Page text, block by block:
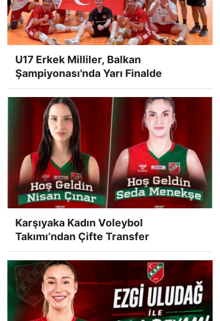
U17 Erkek Milliler, Balkan
Şampiyonası'nda Yarı Finalde
Karşıyaka Kadın Voleybol
Takımı’ndan Çifte Transfer